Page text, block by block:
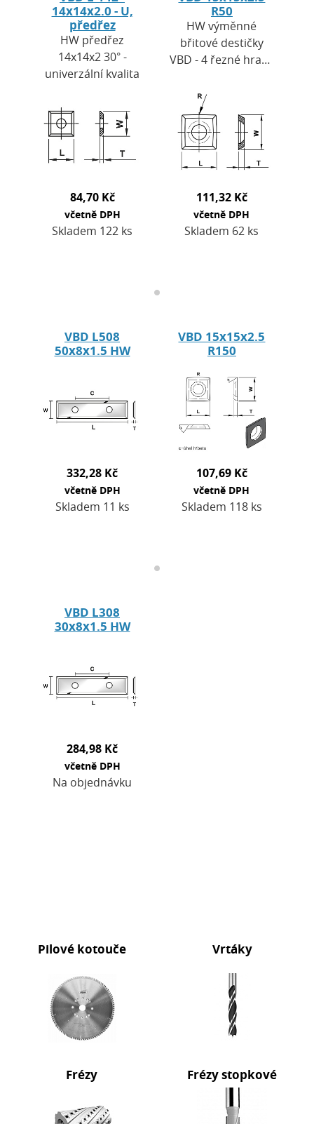
14x14x2.0 - U,
předřez
HW předřez
14x14x2 30° -
univerzální kvalita
84,70 Kč
včetně DPH
Skladem 122 ks
R50
HW výměnné
břitové destičky
VBD - 4 řezné hrany
(obvod), univerzální
kvalita. Použití: ve
spirálových
frézách…
111,32 Kč
včetně DPH
Skladem 62 ks
VBD L508
50x8x1.5 HW
332,28 Kč
včetně DPH
Skladem 11 ks
VBD 15x15x2.5
R150
107,69 Kč
včetně DPH
Skladem 118 ks
VBD L308
30x8x1.5 HW
284,98 Kč
včetně DPH
Na objednávku
Pilové kotouče Vrtáky
Frézy Frézy stopkové